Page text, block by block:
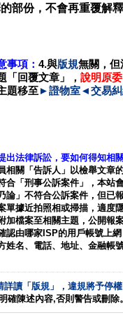
部份，不會再重覆解
事項：4.與版規無關，
「回覆文章」，說明原
題移至►證物室◄交易糾
出法律訴訟，要如何得知相
相關「告訴人」以檢舉文章
「刑事公訴案件」，本站會
」不符合公訴案件，但已報
據近拍照相或掃描，適度隱
檔案至相關主題，公開報案
認由哪家ISP的用戶帳號上
、電話、地址、金融帳號
詳讀「版規」，違規將予停權
確陳述內容,否則警告或刪除。